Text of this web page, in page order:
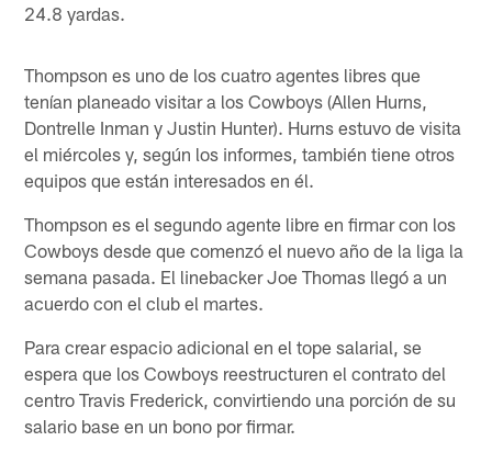
24.8 yardas.
Thompson es uno de los cuatro agentes libres que
tenían planeado visitar a los Cowboys (Allen Hurns,
Dontrelle Inman y Justin Hunter). Hurns estuvo de visita
el miércoles y, según los informes, también tiene otros
equipos que están interesados en él.
Thompson es el segundo agente libre en firmar con los
Cowboys desde que comenzó el nuevo año de la liga la
semana pasada. El linebacker Joe Thomas llegó a un
acuerdo con el club el martes.
Para crear espacio adicional en el tope salarial, se
espera que los Cowboys reestructuren el contrato del
centro Travis Frederick, convirtiendo una porción de su
salario base en un bono por firmar.